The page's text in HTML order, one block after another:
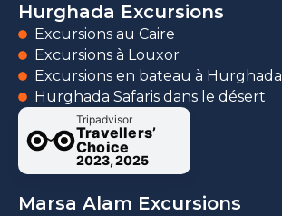
Hurghada Excursions
Excursions au Caire
Excursions à Louxor
Excursions en bateau à Hurghada
Hurghada Safaris dans le désert
Tripadvisor
Travellers’
Choice
2023, 2025
Marsa Alam Excursions